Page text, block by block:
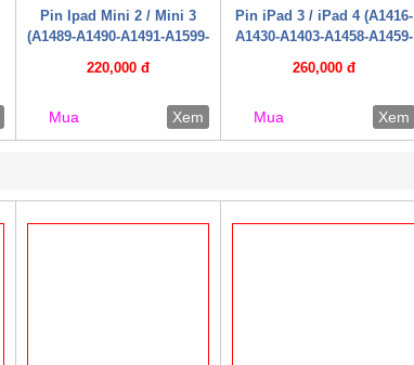
Pin Ipad Mini 2 / Mini 3
(A1489-A1490-A1491-A1599-
giấy )
220,000 đ
Mua Xem
Pin iPad 3 / iPad 4 (A1416-
A1430-A1403-A1458-A1459-
giấy)
260,000 đ
Mua Xem